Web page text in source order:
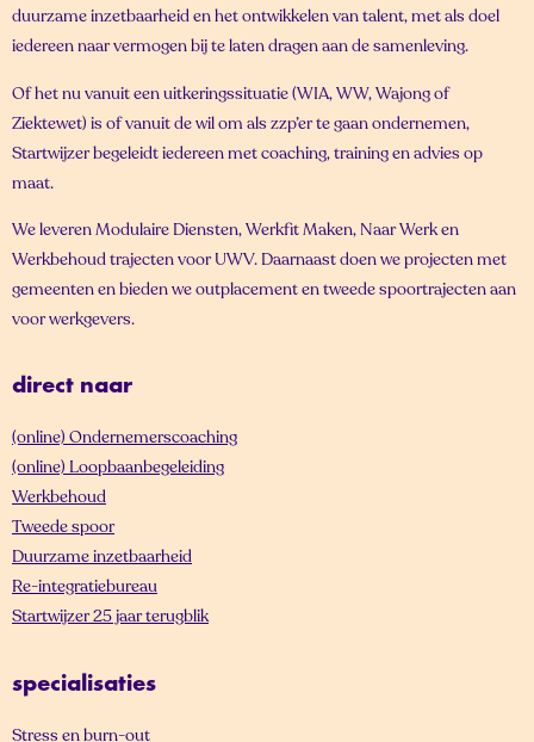
duurzame inzetbaarheid en het ontwikkelen van talent, met als doel
iedereen naar vermogen bij te laten dragen aan de samenleving.
Of het nu vanuit een uitkeringssituatie (WIA, WW, Wajong of
Ziektewet) is of vanuit de wil om als zzp’er te gaan ondernemen,
Startwijzer begeleidt iedereen met coaching, training en advies op
maat.
We leveren Modulaire Diensten, Werkfit Maken, Naar Werk en
Werkbehoud trajecten voor UWV. Daarnaast doen we projecten met
gemeenten en bieden we outplacement en tweede spoortrajecten aan
voor werkgevers.
direct naar
(online) Ondernemerscoaching
(online) Loopbaanbegeleiding
Werkbehoud
Tweede spoor
Duurzame inzetbaarheid
Re-integratiebureau
Startwijzer 25 jaar terugblik
specialisaties
Stress en burn-out